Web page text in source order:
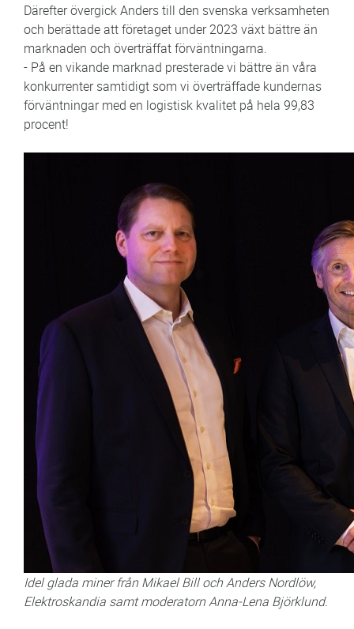
Därefter övergick Anders till den svenska verksamheten
och berättade att företaget under 2023 växt bättre än
marknaden och överträffat förväntningarna.
- På en vikande marknad presterade vi bättre än våra
konkurrenter samtidigt som vi överträffade kundernas
förväntningar med en logistisk kvalitet på hela 99,83
procent!
Idel glada miner från Mikael Bill och Anders Nordlöw,
Elektroskandia samt moderatorn Anna-Lena Björklund.